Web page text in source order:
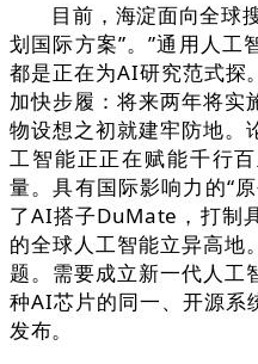
目前，海淀面向全球搜
划国际方案”。”通用人工
都是正在为AI研究范式探
加快步履：将来两年将实
物设想之初就建牢防地。
工智能正正在赋能千行
量。具有国际影响力的“
了AI搭子DuMate，打制
的全球人工智能立异高地
题。需要成立新一代人工
种AI芯片的同一、开源
发布。